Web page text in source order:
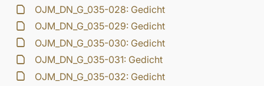
OJM_DN_G_035-028: Gedicht
OJM_DN_G_035-029: Gedicht
OJM_DN_G_035-030: Gedicht
OJM_DN_G_035-031: Gedicht
OJM_DN_G_035-032: Gedicht